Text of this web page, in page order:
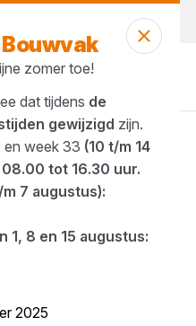
voor
2025
zomer toe!
dat tijdens de
gewijzigd zijn.
en week 33 (10 t/m 14
08.00 tot 16.30 uur.
7 augustus):
1, 8 en 15 augustus: